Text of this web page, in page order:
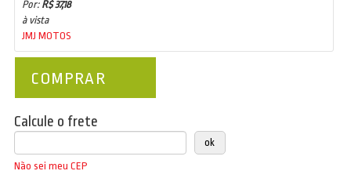
Por: R$ 37,18
à vista
COMPRAR
JMJ MOTOS
Calcule o frete
Não sei meu CEP